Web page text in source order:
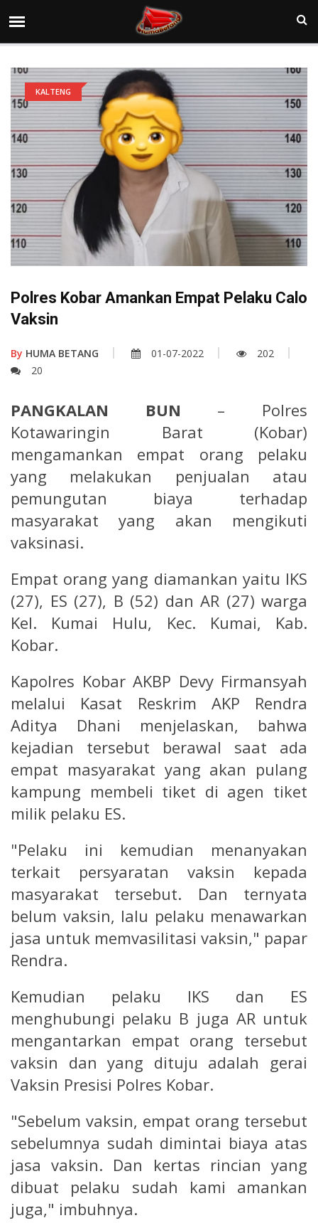
KALTENG
Polres Kobar Amankan Empat Pelaku Calo
Vaksin
By HUMA BETANG 01-07-2022
202
20
PANGKALAN BUN – Polres
Kotawaringin Barat (Kobar)
mengamankan empat orang pelaku
yang melakukan penjualan atau
pemungutan biaya terhadap
masyarakat yang akan mengikuti
vaksinasi.
Empat orang yang diamankan yaitu IKS
(27), ES (27), B (52) dan AR (27) warga
Kel. Kumai Hulu, Kec. Kumai, Kab.
Kobar.
Kapolres Kobar AKBP Devy Firmansyah
melalui Kasat Reskrim AKP Rendra
Aditya Dhani menjelaskan, bahwa
kejadian tersebut berawal saat ada
empat masyarakat yang akan pulang
kampung membeli tiket di agen tiket
milik pelaku ES.
"Pelaku ini kemudian menanyakan
terkait persyaratan vaksin kepada
masyarakat tersebut. Dan ternyata
belum vaksin, lalu pelaku menawarkan
jasa untuk memvasilitasi vaksin," papar
Rendra.
Kemudian pelaku IKS dan ES
menghubungi pelaku B juga AR untuk
mengantarkan empat orang tersebut
vaksin dan yang dituju adalah gerai
Vaksin Presisi Polres Kobar.
"Sebelum vaksin, empat orang tersebut
sebelumnya sudah dimintai biaya atas
jasa vaksin. Dan kertas rincian yang
dibuat pelaku sudah kami amankan
juga," imbuhnya.